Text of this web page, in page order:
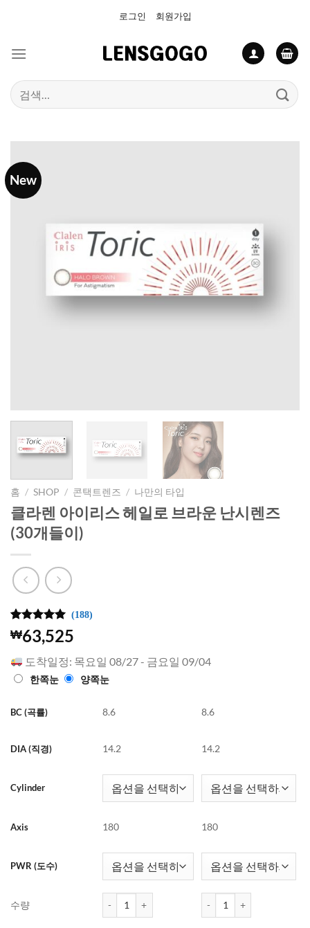
로그인 회원가입
검
색:
New
홈 / SHOP / 콘택트렌즈 / 나만의 타입
클라렌 아이리스 헤일로 브라운 난시렌즈
(30개들이)
4.99개의
고객 평가
로 5점 만
점에
188
점으
로 평가됨
(188)
₩63,525
도착일정: 목요일 08/27 - 금요일 09/04
한쪽눈 양쪽눈
BC (곡률) 8.6
DIA (직경) 14.2
Cylinder
Axis 180
PWR (도수)
수량
클라렌 아이리스 헤일로 브라운 난시렌즈 (30개들이
8.6
14.2
180
클라렌 아이리스 헤일로